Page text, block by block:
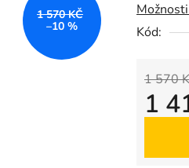
z
5
Kód:
1 570
1
1 570 KČ
–10 %